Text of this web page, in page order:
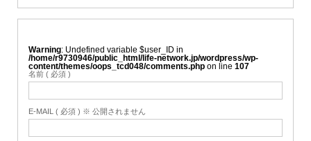
Warning : Undefined variable $user_ID in
/home/r9730946/public_html/life-network.jp/wordpress/wp-
content/themes/oops_tcd048/comments.phpon line 107
名前 ( 必須 )
E-MAIL ( 必須 ) ※ 公開されません